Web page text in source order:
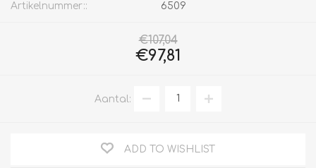
Artikelnummer:: 6509
€107,04
€97,81
Aantal:
ADD TO WISHLIST